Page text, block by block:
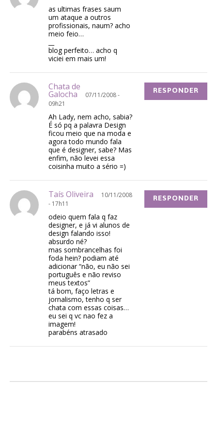
as ultimas frases saum
um ataque a outros
profissionais, naum? acho
meio feio…
blog perfeito… acho q
viciei em mais um!
Chata de
Galocha
07/11/2008 -
09h21
Ah Lady, nem acho, sabia?
É só pq a palavra Design
ficou meio que na moda e
agora todo mundo fala
que é designer, sabe? Mas
enfim, não levei essa
coisinha muito a sério =)
RESPONDER
Taís Oliveira
10/11/2008
- 17h11
odeio quem fala q faz
designer, e já vi alunos de
design falando isso!
absurdo né?
mas sombrancelhas foi
foda hein? podiam até
adicionar “não, eu não sei
português e não reviso
meus textos”
tá bom, faço letras e
jornalismo, tenho q ser
chata com essas coisas…
eu sei q vc nao fez a
imagem!
parabéns atrasado
RESPONDER